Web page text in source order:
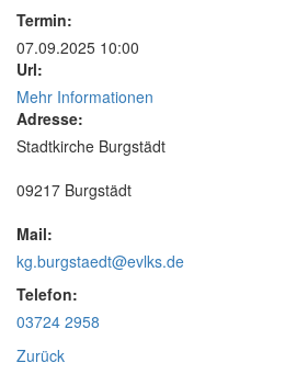
Termin:
07.09.2025 10:00
Url:
Mehr Informationen
Adresse:
Stadtkirche Burgstädt
09217 Burgstädt
Mail:
kg.burgstaedt@evlks.de
Telefon:
03724 2958
Zurück